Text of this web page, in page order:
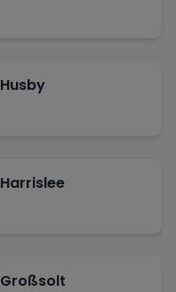
Husby
Harrislee
Großsolt